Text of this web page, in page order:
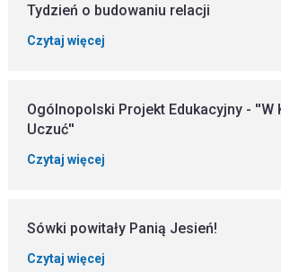
Tydzień o budowaniu relacji
Czytaj więcej
Ogólnopolski Projekt Edukacyjny - ''W
Uczuć''
Czytaj więcej
Sówki powitały Panią Jesień!
Czytaj więcej